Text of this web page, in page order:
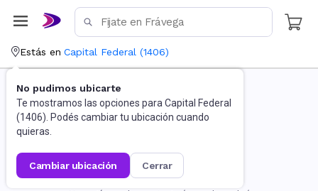
Estás en Capital Federal (1406)
No pudimos ubicarte
Te mostramos las opciones para Capital Federal
(1406). Podés cambiar tu ubicación cuando
quieras.
cambiar ubicación cerrar
La página no existe